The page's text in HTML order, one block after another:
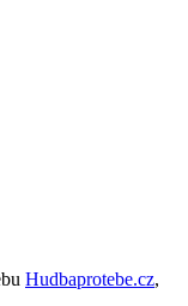
Hudbaprotebe.cz,